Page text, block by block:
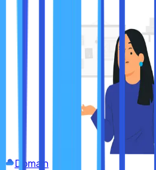
Domain